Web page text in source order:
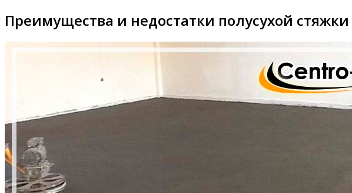
Преимущества и недостатки полусухой стяжки